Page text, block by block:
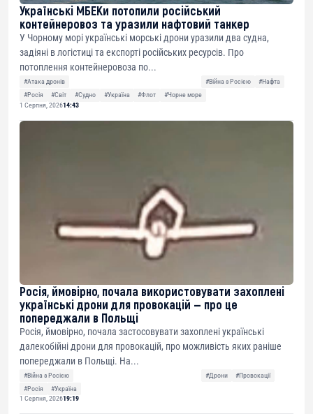
Українські МБЕКи потопили російський
контейнеровоз та уразили нафтовий танкер
У Чорному морі українські морські дрони уразили два судна,
задіяні в логістиці та експорті російських ресурсів. Про
потоплення контейнеровоза по...
#Атака дронів #Війна з Росією
#Нафта
#Росія
#Світ #Судно #Україна #Флот
#Чорне море
1 Серпня, 202614:43
Росія, ймовірно, почала використовувати захоплені
українські дрони для провокацій — про це
попереджали в Польщі
Росія, ймовірно, почала застосовувати захоплені українські
далекобійні дрони для провокацій, про можливість яких раніше
попереджали в Польщі. На...
#Війна з Росією #Дрони
#Провокації
#Росія
#Україна
1 Серпня, 202619:19